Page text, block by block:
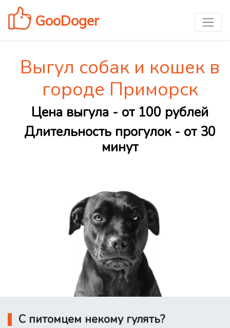
GooDoger
Выгул собак и кошек в
городе Приморск
Цена выгула - от 100 рублей
Длительность прогулок - от 30
минут
С питомцем некому гулять?